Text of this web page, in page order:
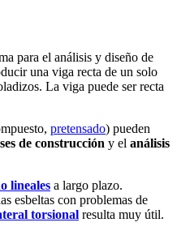
para el análisis y diseño de
una viga recta de un solo
La viga puede ser recta
pretensado) pueden
de construcción y el análisis
lineales a largo plazo.
esbeltas con problemas de
torsional resulta muy útil.